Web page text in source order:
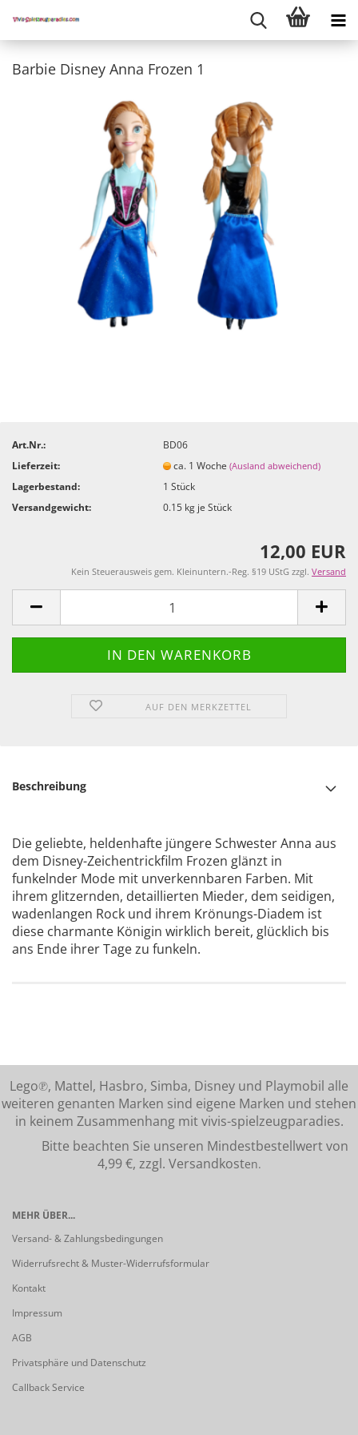
Barbie Disney Anna Frozen 1
Art.Nr.:
BD06
Lieferzeit:
ca. 1 Woche(Ausland abweichend)
Lagerbestand: 1Stück
Versandgewicht:
0.15 kg je Stück
12,00 EUR
Kein Steuerausweis gem. Kleinuntern.-Reg. §19 UStG zzgl. Versand
AUF DEN MERKZETTEL
Beschreibung
Die geliebte, heldenhafte jüngere Schwester Anna aus
dem Disney-Zeichentrickfilm Frozen glänzt in
funkelnder Mode mit unverkennbaren Farben. Mit
ihrem glitzernden, detaillierten Mieder, dem seidigen,
wadenlangen Rock und ihrem Krönungs-Diadem ist
diese charmante Königin wirklich bereit, glücklich bis
ans Ende ihrer Tage zu funkeln.
Lego℗, Mattel, Hasbro, Simba, Disney und Playmobil alle
weiteren genanten Marken sind eigene Marken und stehen
in keinem Zusammenhang mit vivis-spielzeugparadies.
Bitte beachten Sie unseren Mindestbestellwert von
4,99 €, zzgl. Versandkosten.
MEHR ÜBER...
Versand- & Zahlungsbedingungen
Widerrufsrecht & Muster-Widerrufsformular
Kontakt
Impressum
AGB
Privatsphäre und Datenschutz
Callback Service